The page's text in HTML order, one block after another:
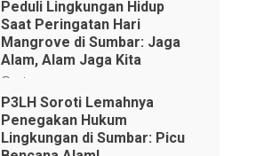
Peduli Lingkungan Hidup
Saat Peringatan Hari
Mangrove di Sumbar: Jaga
Alam, Alam Jaga Kita
Juli 28, 2026
P3LH Soroti Lemahnya
Penegakan Hukum
Lingkungan di Sumbar: Picu